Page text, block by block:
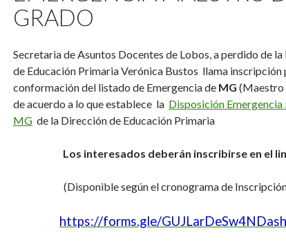
GRADO
Secretaria de Asuntos Docentes de Lobos, a perdido de
de Educación Primaria Verónica Bustos llama inscripción
conformación del listado de Emergencia de MG (Maestro
de acuerdo a lo que establece la Disposición Emergencia
MG de la Dirección de Educación Primaria
Los interesados deberán inscribirse en el
(Disponible según el cronograma de
https://forms.gle/